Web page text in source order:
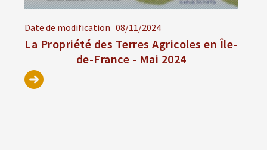
Date de modification 08/11/2024
La Propriété des Terres Agricoles en Île-
de-France - Mai 2024